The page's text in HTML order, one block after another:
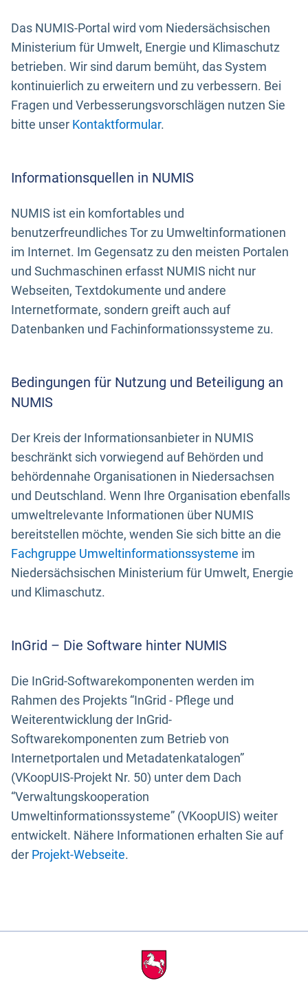
Das NUMIS-Portal wird vom Niedersächsischen
Ministerium für Umwelt, Energie und Klimaschutz
betrieben. Wir sind darum bemüht, das System
kontinuierlich zu erweitern und zu verbessern. Bei
Fragen und Verbesserungsvorschlägen nutzen Sie
bitte unser Kontaktformular.
Informationsquellen in NUMIS
NUMIS ist ein komfortables und
benutzerfreundliches Tor zu Umweltinformationen
im Internet. Im Gegensatz zu den meisten Portalen
und Suchmaschinen erfasst NUMIS nicht nur
Webseiten, Textdokumente und andere
Internetformate, sondern greift auch auf
Datenbanken und Fachinformationssysteme zu.
Bedingungen für Nutzung und Beteiligung an
NUMIS
Der Kreis der Informationsanbieter in NUMIS
beschränkt sich vorwiegend auf Behörden und
behördennahe Organisationen in Niedersachsen
und Deutschland. Wenn Ihre Organisation ebenfalls
umweltrelevante Informationen über NUMIS
bereitstellen möchte, wenden Sie sich bitte an die
Fachgruppe Umweltinformationssysteme im
Niedersächsischen Ministerium für Umwelt, Energie
und Klimaschutz.
InGrid – Die Software hinter NUMIS
Die InGrid-Softwarekomponenten werden im
Rahmen des Projekts “InGrid - Pflege und
Weiterentwicklung der InGrid-
Softwarekomponenten zum Betrieb von
Internetportalen und Metadatenkatalogen”
(VKoopUIS-Projekt Nr. 50) unter dem Dach
“Verwaltungskooperation
Umweltinformationssysteme” (VKoopUIS) weiter
entwickelt. Nähere Informationen erhalten Sie auf
der Projekt-Webseite.